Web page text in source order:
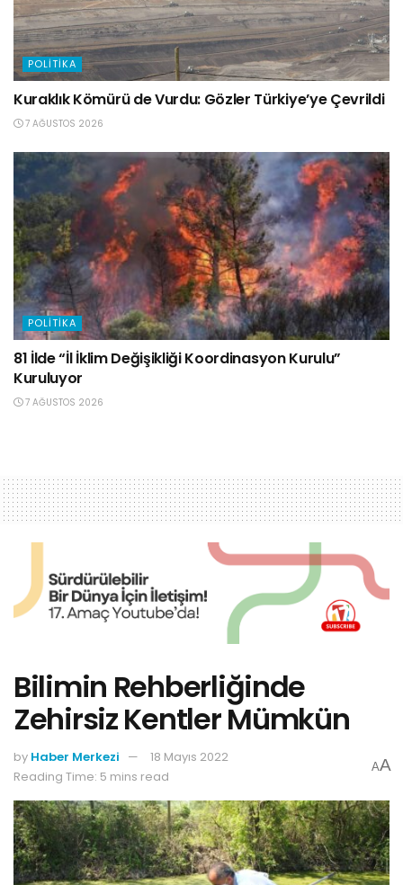
POLITIKA
Kuraklık Kömürü de Vurdu: Gözler Türkiye’ye Çevrildi
7 AĞUSTOS 2026
POLITIKA
81 İlde “İl İklim Değişikliği Koordinasyon Kurulu”
Kuruluyor
7 AĞUSTOS 2026
Bilimin Rehberliğinde
Zehirsiz Kentler Mümkün
by Haber Merkezi
18 Mayıs 2022
Reading Time: 5 mins read
AA